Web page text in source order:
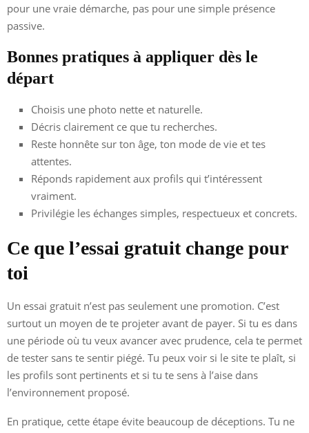
pour une vraie démarche, pas pour une simple présence
passive.
Bonnes pratiques à appliquer dès le
départ
Choisis une photo nette et naturelle.
Décris clairement ce que tu recherches.
Reste honnête sur ton âge, ton mode de vie et tes
attentes.
Réponds rapidement aux profils qui t’intéressent
vraiment.
Privilégie les échanges simples, respectueux et concrets.
Ce que l’essai gratuit change pour
toi
Un essai gratuit n’est pas seulement une promotion. C’est
surtout un moyen de te projeter avant de payer. Si tu es dans
une période où tu veux avancer avec prudence, cela te permet
de tester sans te sentir piégé. Tu peux voir si le site te plaît, si
les profils sont pertinents et si tu te sens à l’aise dans
l’environnement proposé.
En pratique, cette étape évite beaucoup de déceptions. Tu ne